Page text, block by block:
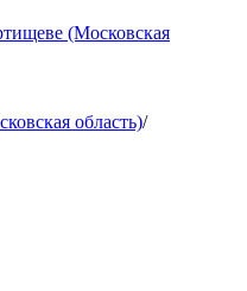
(Московская
область)/